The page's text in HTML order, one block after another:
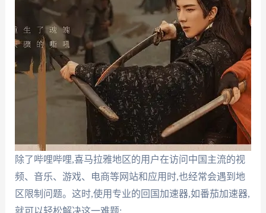
除了哔哩哔哩,喜马拉雅地区的用户在访问中国主流的视
频、音乐、游戏、电商等网站和应用时,也经常会遇到地
区限制问题。这时,使用专业的回国加速器,如番茄加速器,